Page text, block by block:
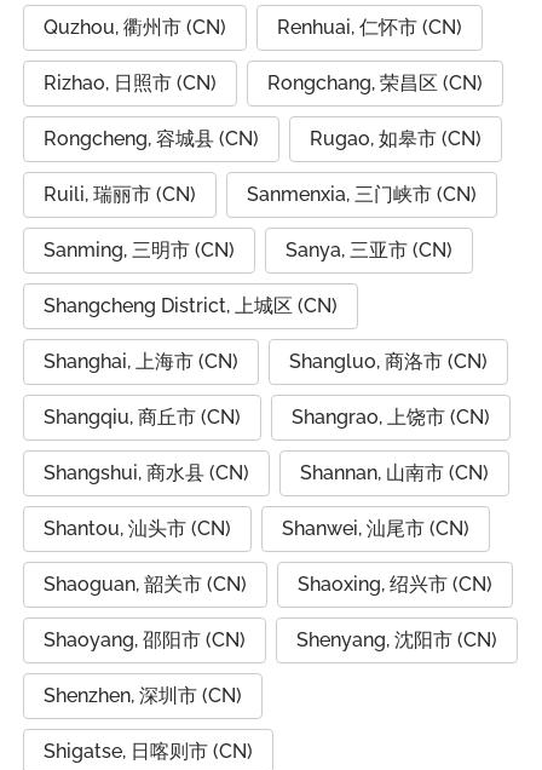
Quzhou, 衢州市 (CN) Renhuai, 仁怀市 (CN)
Rizhao, 日照市 (CN) Rongchang, 荣昌区 (CN)
Rongcheng, 容城县 (CN) Rugao, 如皋市 (CN)
Ruili, 瑞丽市 (CN) Sanmenxia, 三门峡市 (CN)
Sanming, 三明市 (CN) Sanya, 三亚市 (CN)
Shangcheng District, 上城区 (CN)
Shanghai, 上海市 (CN) Shangluo, 商洛市 (CN)
Shangqiu, 商丘市 (CN) Shangrao, 上饶市 (CN)
Shangshui, 商水县 (CN) Shannan, 山南市 (CN)
Shantou, 汕头市 (CN) Shanwei, 汕尾市 (CN)
Shaoguan, 韶关市 (CN) Shaoxing, 绍兴市 (CN)
Shaoyang, 邵阳市 (CN) Shenyang, 沈阳市 (CN)
Shenzhen, 深圳市 (CN)
Shigatse, 日喀则市 (CN)